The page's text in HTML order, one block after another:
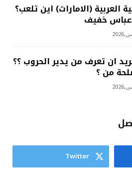
العربية (الامارات) اين تلعب؟
خفيف
ان تعرف من يدير الحروب ؟؟
من ؟
Twitter